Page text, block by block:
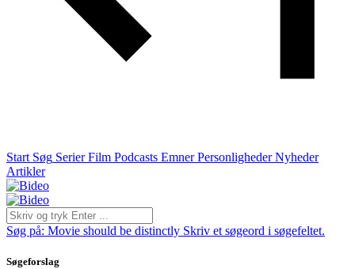
Start Søg Serier Film Podcasts Emner Personligheder Nyheder
Artikler
Søg på: Movie should be distinctly Skriv et søgeord i søgefeltet.
Søgeforslag